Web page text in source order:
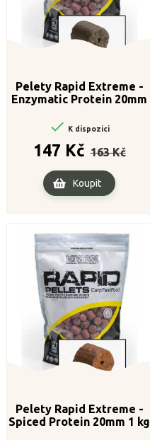
Pelety Rapid Extreme -
Enzymatic Protein 20mm
 K dispozici
147 Kč cena
163 Kč
Koupit
Pelety Rapid Extreme -
Spiced Protein 20mm 1 kg